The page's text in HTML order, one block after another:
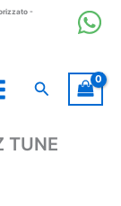
-
Cerca
TUNE